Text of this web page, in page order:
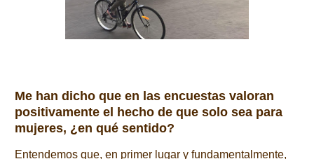
Me han dicho que en las encuestas valoran
positivamente el hecho de que solo sea para
mujeres, ¿en qué sentido?
Entendemos que, en primer lugar y fundamentalmente,